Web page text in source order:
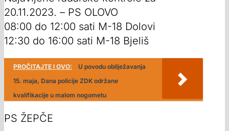
20.11.2023. – PS OLOVO
08:00 do 12:00 sati M-18 Dolovi
12:30 do 16:00 sati M-18 Bjeliš
PROČITAJTE I OVO:
U povodu obilježavanja
15. maja, Dana policije ZDK održane
kvalifikacije u malom nogometu
PS ŽEPČE